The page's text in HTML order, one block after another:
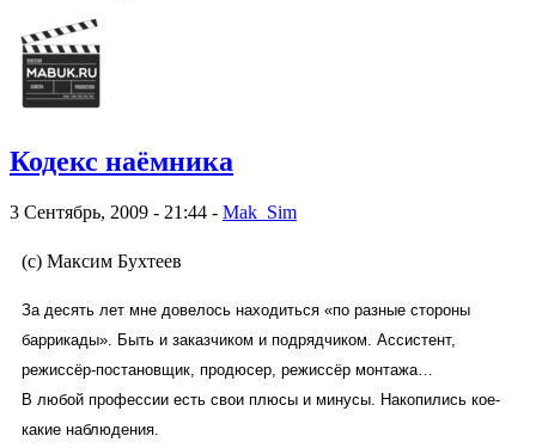
Кодекс наёмника
3 Сентябрь, 2009 - 21:44 - Mak_Sim
(с) Максим Бухтеев
За десять лет мне довелось находиться «по разные стороны
баррикады». Быть и заказчиком и подрядчиком. Ассистент,
режиссёр-постановщик, продюсер, режиссёр монтажа…
В любой профессии есть свои плюсы и минусы. Накопились кое-
какие наблюдения.